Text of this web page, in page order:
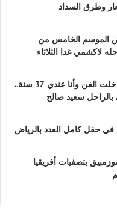
الموسم الخامس من
لاكشمي غدا الثلاثاء
مريم سعيد صالح: دخلت الفن وأنا عندي 37 سنة..
بالراحل سعيد صالح
في حقل كامل العدد بالرياض
بتصفيات أفريقيا